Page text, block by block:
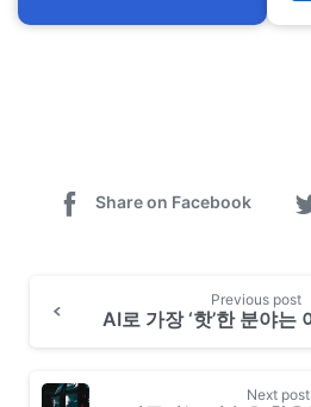
Share on Facebook
Previous post
Next post